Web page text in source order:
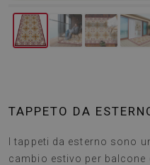
TAPPETO DA
I tappeti da esterno sono
cambio estivo per balcone